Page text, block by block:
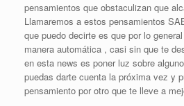
pensamientos que obstaculizan que
Llamaremos a estos pensamientos
que puedo decirte es que por lo
manera automática , casi sin que te
en esta news es poner luz sobre
puedas darte cuenta la próxima vez y
pensamiento por otro que te lleve a